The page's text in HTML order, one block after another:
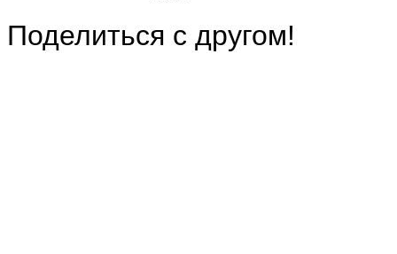
Поделиться с другом!